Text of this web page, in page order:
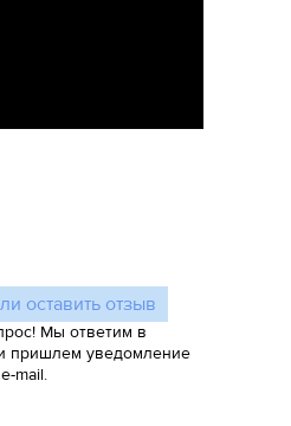
оставить отзыв
Мы ответим в
пришлем уведомление
mail.